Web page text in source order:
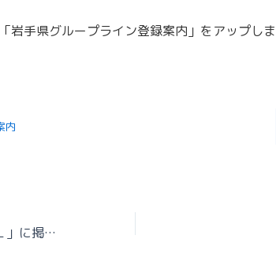
岩手県グループライン登録案内」をアップし
内
福祉の仕事情報誌「ＹＥＬＬ」に掲載されました。